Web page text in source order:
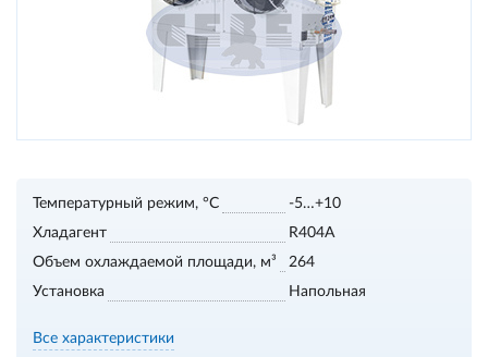
Температурный режим, °С
-5…+10
Хладагент
R404А
Объем охлаждаемой площади, м³
264
Установка
Напольная
Все характеристики